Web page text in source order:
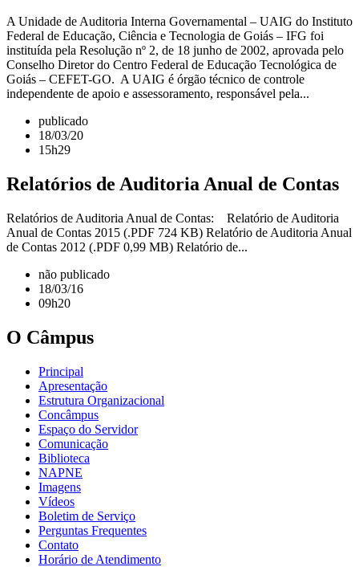
A Unidade de Auditoria Interna Governamental – UAIG do Instituto
Federal de Educação, Ciência e Tecnologia de Goiás – IFG foi
instituída pela Resolução nº 2, de 18 junho de 2002, aprovada pelo
Conselho Diretor do Centro Federal de Educação Tecnológica de
Goiás – CEFET-GO. A UAIG é órgão técnico de controle
independente de apoio e assessoramento, responsável pela...
publicado
18/03/20
15h29
Relatórios de Auditoria Anual de Contas
Relatórios de Auditoria Anual de Contas: Relatório de Auditoria
Anual de Contas 2015 (.PDF 724 KB) Relatório de Auditoria Anual
de Contas 2012 (.PDF 0,99 MB) Relatório de...
não publicado
18/03/16
09h20
O Câmpus
Principal
Apresentação
Estrutura Organizacional
Concâmpus
Espaço do Servidor
Comunicação
Biblioteca
NAPNE
Imagens
Vídeos
Boletim de Serviço
Perguntas Frequentes
Contato
Horário de Atendimento